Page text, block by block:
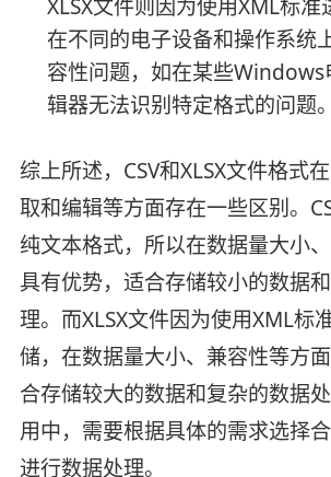
XLSX文件则因为使用XML标准
在不同的电子设备和操作系统
容性问题，如在某些Windows
辑器无法识别特定格式的问题。
综上所述，CSV和XLSX文件格式
取和编辑等方面存在一些区别。
纯文本格式，所以在数据量大小
具有优势，适合存储较小的数据
理。而XLSX文件因为使用XML标
储，在数据量大小、兼容性等方
合存储较大的数据和复杂的数据
用中，需要根据具体的需求选择
进行数据处理。